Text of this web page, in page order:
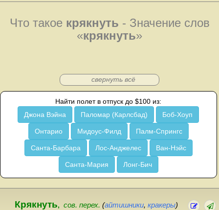
Что такое крякнуть - Значение слов
«крякнуть»
свернуть всё
Найти полет в отпуск до $100 из:
Джона Вэйна
Паломар (Карлсбад) Боб-Хоуп
Онтарио Мидоус-Филд Палм-Спрингс
Санта-Барбара Лос-Анджелес Ван-Нэйс
Санта-Мария Лонг-Бич
Крякнуть, сов. перех. (айтишники, кракеры)